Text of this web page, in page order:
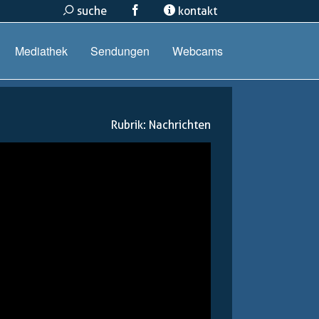
suche kontakt
Mediathek Sendungen Webcams
Rubrik: Nachrichten